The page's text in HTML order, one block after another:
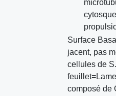
Surface
jacent, pas
cellules de
composé de